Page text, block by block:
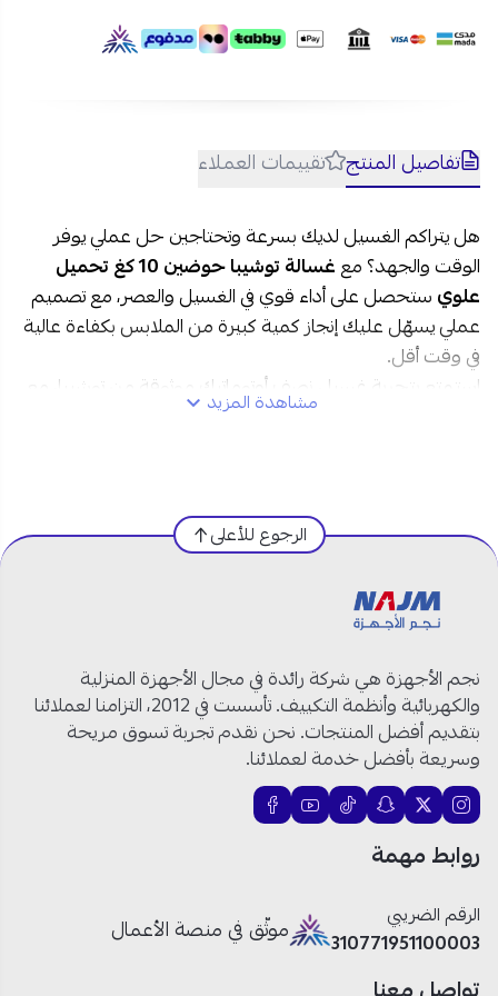
تفاصيل المنتج تقييمات العملاء
هل يتراكم الغسيل لديك بسرعة وتحتاجين حل عملي يوفر
الوقت والجهد؟ مع
غسالة توشيبا حوضين 10 كغ تحميل
علويستحصل على أداء قوي في الغسيل والعصر، مع تصميم
عملي يسهّل عليك إنجاز كمية كبيرة من الملابس بكفاءة عالية
في وقت أقل.
استمتع بتجربة غسيل نصف أوتوماتيك موثوقة من توشيبا، مع
دوران قوي يصل إلى 980 دورة في الدقيقة يساعدك على
مواصفات غسالة توشيبا حوضين 10 كغ في السعودية:
رقم الموديل:
النوع:غسالة حوضين
السعة:
عدد الدورات:980 دورة في الدقيقة
نوع التحميل:علوي
نوع التشغيل:نصف أوتوماتيك
مستوى كفاءة الطاقة:
الأبعاد:87 × 51.2 × 98.7 سم
توشيبا غسالة حوضين تحميل علوي: غسيل قوي وسريع
مشاهدة المزيد
الرجوع للأعلى
نجم الأجهزة هي شركة رائدة في مجال الأجهزة المنزلية
والكهربائية وأنظمة التكييف. تأسست في 2012، التزامنا لعملائنا
بتقديم أفضل المنتجات. نحن نقدم تجربة تسوق مريحة
وسريعة بأفضل خدمة لعملائنا.
روابط مهمة
الرقم الضريبي
310771951100003
موثّق في منصة الأعمال